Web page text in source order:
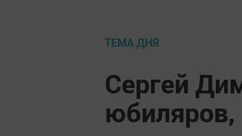
ТЕМА ДНЯ
Сергей
юбиляров,